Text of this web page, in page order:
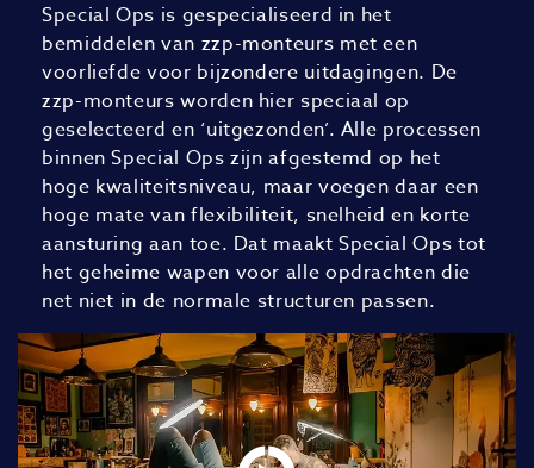
Special Ops is gespecialiseerd in het
bemiddelen van zzp-monteurs met een
voorliefde voor bijzondere uitdagingen. De
zzp-monteurs worden hier speciaal op
geselecteerd en ‘uitgezonden’. Alle processen
binnen Special Ops zijn afgestemd op het
hoge kwaliteitsniveau, maar voegen daar een
hoge mate van flexibiliteit, snelheid en korte
aansturing aan toe. Dat maakt Special Ops tot
het geheime wapen voor alle opdrachten die
net niet in de normale structuren passen.